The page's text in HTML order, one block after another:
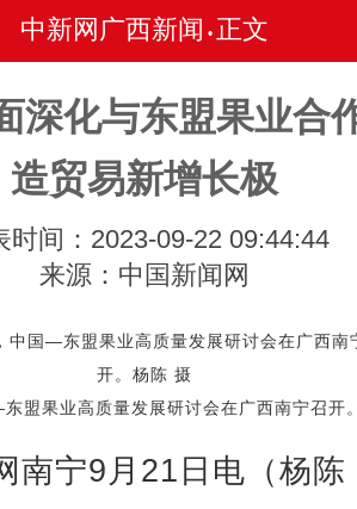
中新网广西新闻 • 正文
深化与东盟果业合
造贸易新增长极
时间：2023-09-22 09:44:44
来源：中国新闻网
盟果业高质量发展研讨会在广西南宁召开
宁9月21日电（杨陈